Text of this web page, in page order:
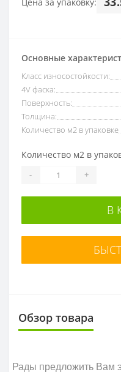
Основные
Класс износостойкости:
4V фаска:
Поверхность:
Толщина:
Количество м2 в упаковке
Количество м2 в
- +
В
Обзор товара
Рады предложить Вам